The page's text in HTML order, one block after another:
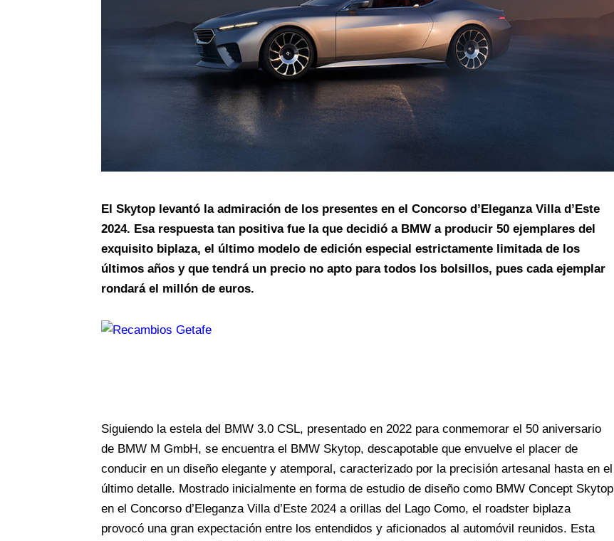
El Skytop levantó la admiración de los presentes en el Concorso d’Eleganza Villa d’Este
2024. Esa respuesta tan positiva fue la que decidió a BMW a producir 50 ejemplares del
exquisito biplaza, el último modelo de edición especial estrictamente limitada de los
últimos años y que tendrá un precio no apto para todos los bolsillos, pues cada ejemplar
rondará el millón de euros.
Siguiendo la estela del BMW 3.0 CSL, presentado en 2022 para conmemorar el 50 aniversario
de BMW M GmbH, se encuentra el BMW Skytop, descapotable que envuelve el placer de
conducir en un diseño elegante y atemporal, caracterizado por la precisión artesanal hasta en el
último detalle. Mostrado inicialmente en forma de estudio de diseño como BMW Concept Skytop
en el Concorso d’Eleganza Villa d’Este 2024 a orillas del Lago Como, el roadster biplaza
provocó una gran expectación entre los entendidos y aficionados al automóvil reunidos. Esta